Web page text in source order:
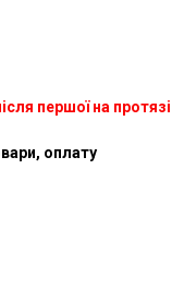
першої на протязі
оплату